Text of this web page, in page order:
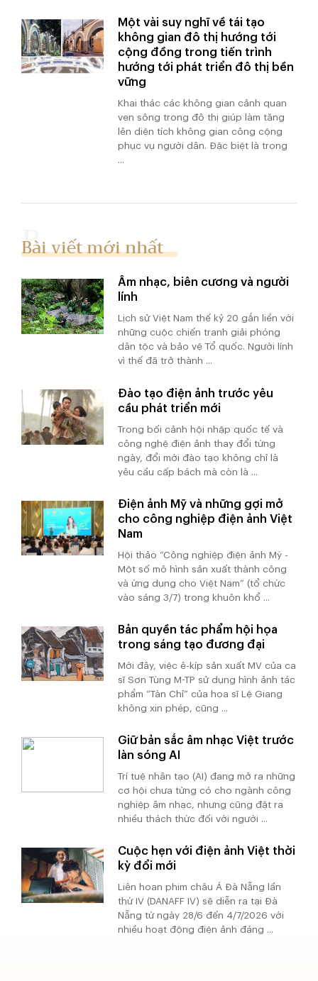
Một vài suy nghĩ về tái tạo
không gian đô thị hướng tới
cộng đồng trong tiến trình
hướng tới phát triển đô thị bền
vững
Khai thác các không gian cảnh quan
ven sông trong đô thị giúp làm tăng
lên diện tích không gian công cộng
phục vụ người dân. Đặc biệt là trong
...
Bài viết mới nhất
Âm nhạc, biên cương và người
lính
Lịch sử Việt Nam thế kỷ 20 gắn liền với
những cuộc chiến tranh giải phóng
dân tộc và bảo vệ Tổ quốc. Người lính
vì thế đã trở thành ...
Đào tạo điện ảnh trước yêu
cầu phát triển mới
Trong bối cảnh hội nhập quốc tế và
công nghệ điện ảnh thay đổi từng
ngày, đổi mới đào tạo không chỉ là
yêu cầu cấp bách mà còn là ...
Điện ảnh Mỹ và những gợi mở
cho công nghiệp điện ảnh Việt
Nam
Hội thảo “Công nghiệp điện ảnh Mỹ -
Một số mô hình sản xuất thành công
và ứng dụng cho Việt Nam” (tổ chức
vào sáng 3/7) trong khuôn khổ ...
Bản quyền tác phẩm hội họa
trong sáng tạo đương đại
Mới đây, việc ê-kíp sản xuất MV của ca
sĩ Sơn Tùng M-TP sử dụng hình ảnh tác
phẩm “Tàn Chỉ” của họa sĩ Lệ Giang
không xin phép, cũng ...
Giữ bản sắc âm nhạc Việt trước
làn sóng AI
Trí tuệ nhân tạo (AI) đang mở ra những
cơ hội chưa từng có cho ngành công
nghiệp âm nhạc, nhưng cũng đặt ra
nhiều thách thức đối với người ...
Cuộc hẹn với điện ảnh Việt thời
kỳ đổi mới
Liên hoan phim châu Á Đà Nẵng lần
thứ IV (DANAFF IV) sẽ diễn ra tại Đà
Nẵng từ ngày 28/6 đến 4/7/2026 với
nhiều hoạt động điện ảnh đáng ...